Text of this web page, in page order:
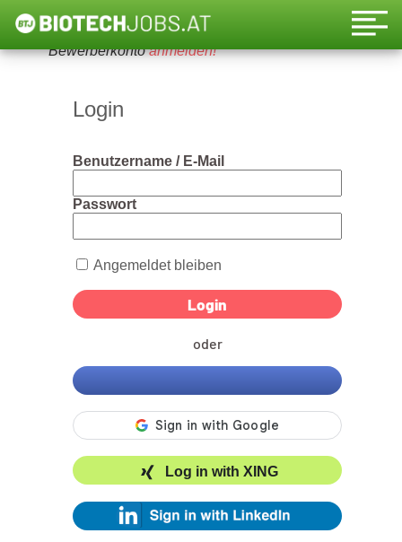
Um diese Funktion nutzen zu können, bitte ein
Bewerberkontoanmelden!
Login
Benutzername / E-Mail
Passwort
Angemeldet bleiben
oder
Log in with XING